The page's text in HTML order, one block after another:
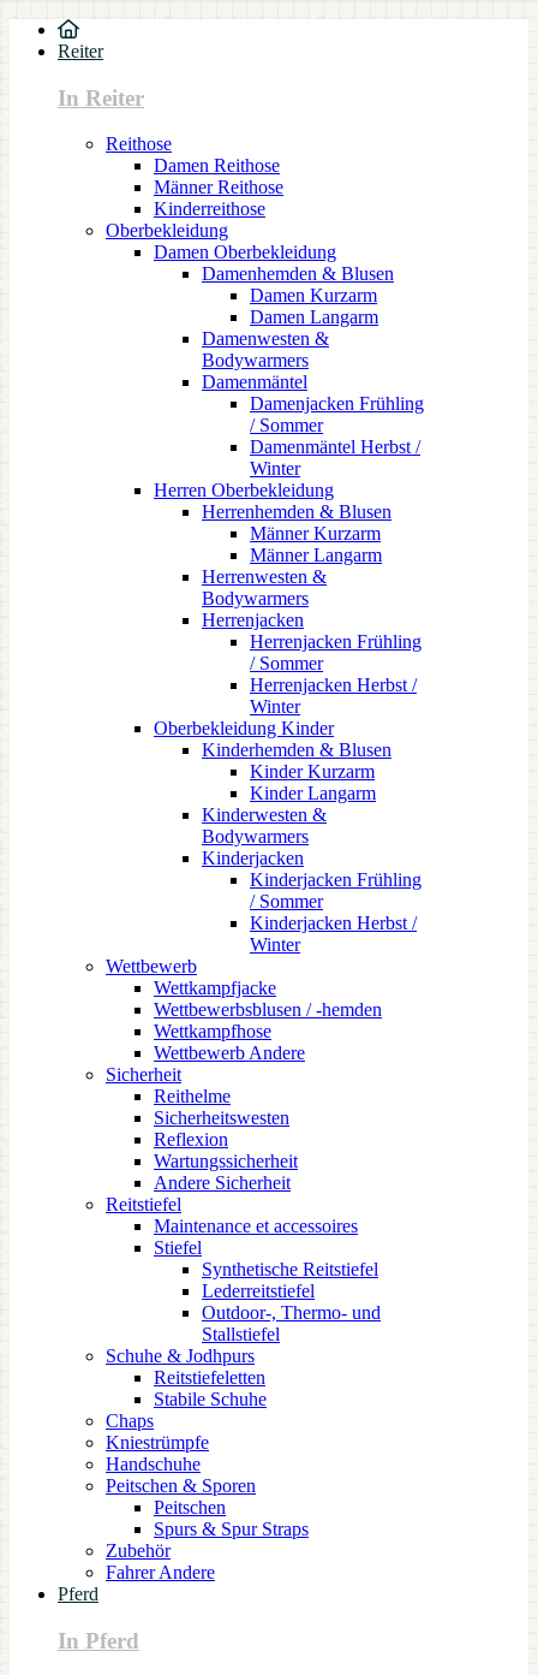
Reiter
In Reiter
Reithose
Damen Reithose
Männer Reithose
Kinderreithose
Oberbekleidung
Damen Oberbekleidung
Damenhemden & Blusen
Damen Kurzarm
Damen Langarm
Damenwesten &
Bodywarmers
Damenmäntel
Damenjacken Frühling
/ Sommer
Damenmäntel Herbst /
Winter
Herren Oberbekleidung
Herrenhemden & Blusen
Männer Kurzarm
Männer Langarm
Herrenwesten &
Bodywarmers
Herrenjacken
Herrenjacken Frühling
/ Sommer
Herrenjacken Herbst /
Winter
Oberbekleidung Kinder
Kinderhemden & Blusen
Kinder Kurzarm
Kinder Langarm
Kinderwesten &
Bodywarmers
Kinderjacken
Kinderjacken Frühling
/ Sommer
Kinderjacken Herbst /
Winter
Wettbewerb
Wettkampfjacke
Wettbewerbsblusen / -hemden
Wettkampfhose
Wettbewerb Andere
Sicherheit
Reithelme
Sicherheitswesten
Reflexion
Wartungssicherheit
Andere Sicherheit
Reitstiefel
Maintenance et accessoires
Stiefel
Synthetische Reitstiefel
Lederreitstiefel
Outdoor-, Thermo- und
Stallstiefel
Schuhe & Jodhpurs
Reitstiefeletten
Stabile Schuhe
Chaps
Kniestrümpfe
Handschuhe
Peitschen & Sporen
Peitschen
Spurs & Spur Straps
Zubehör
Fahrer Andere
Pferd
In Pferd